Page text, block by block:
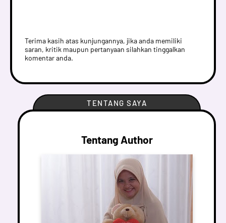
Terima kasih atas kunjungannya, jika anda memiliki
saran, kritik maupun pertanyaan silahkan tinggalkan
komentar anda.
TENTANG SAYA
Tentang Author